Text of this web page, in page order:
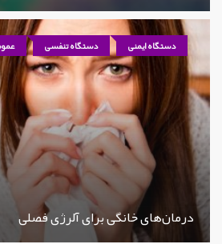
دستگاه ایمنی دستگاه تنفسی
درمان‌های خانگی برای آلرژی فصلی